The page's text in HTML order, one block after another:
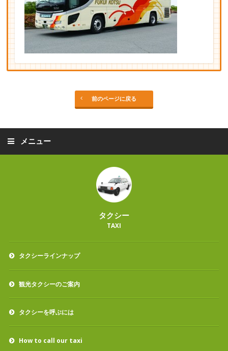
前のページに戻る
メニュー
タクシー
TAXI
タクシーラインナップ
観光タクシーのご案内
タクシーを呼ぶには
How to call our taxi